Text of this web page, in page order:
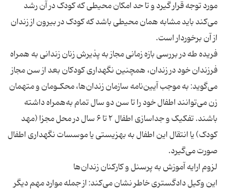
مورد توجه قرار گیرد و تا حد امکان محیطی که کودک در آن رشد
می‌کند باید مشابه‌‌‌ همان محیطی باشد که کودک در بیرون از زندان
فریده طه در بررسی بازه‌ زمانی مجاز به پذیرش زنان زندانی به همراه
فرزندان خود در زندان، همچنین نگهداری كودكان بعد از سن مجاز
می‌گوید: به موجب آیین‌نامه سازمان زندان‌ها، محکـومان و متهمان
زن می‌توانند اطفال خود را تا سن دو سال تمام به‌همراه داشته
باشند. تفکیک و جداسازی اطفال ۲ تا ۶ سال در محل مجزا (مهد
کودک) یا انتقال این اطفال به بهزیستی یا موسسات نگهداری اطفال
این وكیل دادگستری خاطر نشان می‌كند: از جمله موارد مهم دیگر